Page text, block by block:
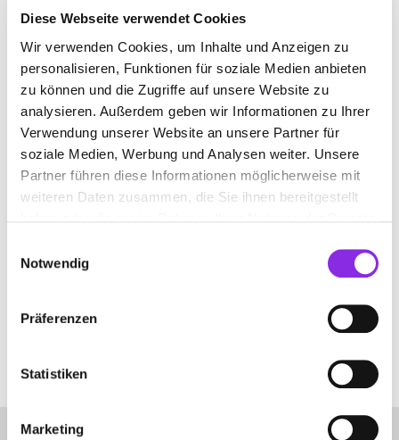
Diese Webseite verwendet Cookies
Wir verwenden Cookies, um Inhalte und Anzeigen zu
personalisieren, Funktionen für soziale Medien anbieten
zu können und die Zugriffe auf unsere Website zu
analysieren. Außerdem geben wir Informationen zu Ihrer
Verwendung unserer Website an unsere Partner für
soziale Medien, Werbung und Analysen weiter. Unsere
Partner führen diese Informationen möglicherweise mit
weiteren Daten zusammen, die Sie ihnen bereitgestellt
Notwendig
Präferenzen
Statistiken
Marketing
HAUSMEISTERSERVICE
Es sieht so aus, als ob wir nicht finden konnten, wonach du gesucht
hast. Möglicherweise hilft eine Suche.